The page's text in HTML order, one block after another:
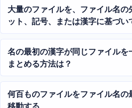
大量のファイルを、ファイル名
ット、記号、または漢字に基づい
に入れます
名の最初の漢字が同じファイルを
まとめる方法は？
何百ものファイルをファイル名の